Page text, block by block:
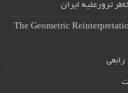
ترورعلیه ایران
The Geometric